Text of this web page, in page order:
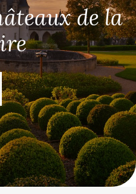
de la